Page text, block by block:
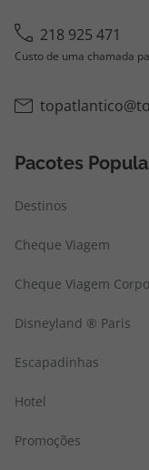
218 925 471
Custo de uma chamada
Pacotes
Destinos
Cheque Viagem
Cheque Viagem
Disneyland ® Paris
Escapadinhas
Hotel
Promoções